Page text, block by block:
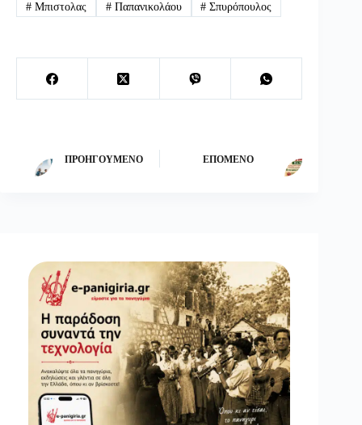
#Μπιστολας #Παπανικολάου # Σπυρόπουλος
ΠΡΟΗΓΟΎΜΕΝΟ ΕΠΌΜΕΝΟ